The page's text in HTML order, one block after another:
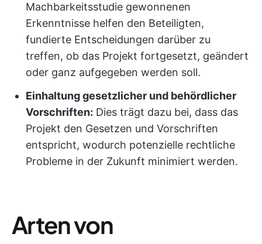
Machbarkeitsstudie gewonnenen
Erkenntnisse helfen den Beteiligten,
fundierte Entscheidungen darüber zu
treffen, ob das Projekt fortgesetzt, geändert
oder ganz aufgegeben werden soll.
Einhaltung gesetzlicher und behördlicher
Vorschriften: Dies trägt dazu bei, dass das
Projekt den Gesetzen und Vorschriften
entspricht, wodurch potenzielle rechtliche
Probleme in der Zukunft minimiert werden.
Arten von